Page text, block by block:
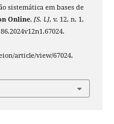
sistemática em bases de
Online, [S. l.], v. 12, n. 1,
article/view/67024.